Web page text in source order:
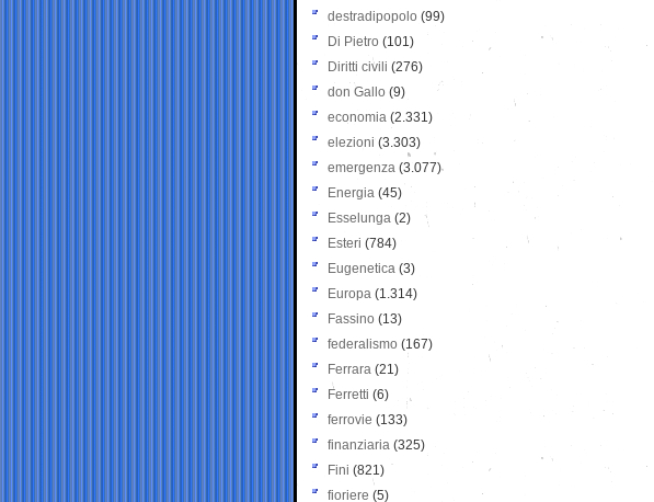
destradipopolo (99)
Di Pietro (101)
Diritti civili (276)
don Gallo (9)
economia (2.331)
elezioni (3.303)
emergenza (3.077)
Energia (45)
Esselunga (2)
Esteri (784)
Eugenetica (3)
Europa (1.314)
Fassino (13)
federalismo (167)
Ferrara (21)
Ferretti (6)
ferrovie (133)
finanziaria (325)
Fini (821)
fioriere (5)